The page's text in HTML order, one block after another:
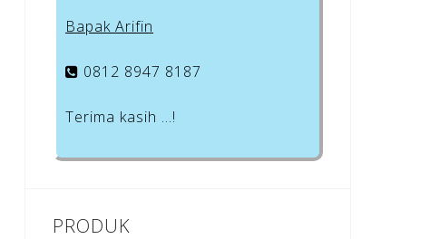
Bapak Arifin
0812 8947 8187
Terima kasih …!
PRODUK